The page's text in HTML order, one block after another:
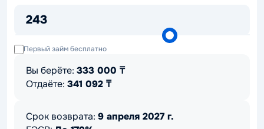
243
Первый займ бесплатно
Вы берёте: 333 000 ₸
Отдаёте: 341 092 ₸
Срок возврата: 9 апреля 2027 г.